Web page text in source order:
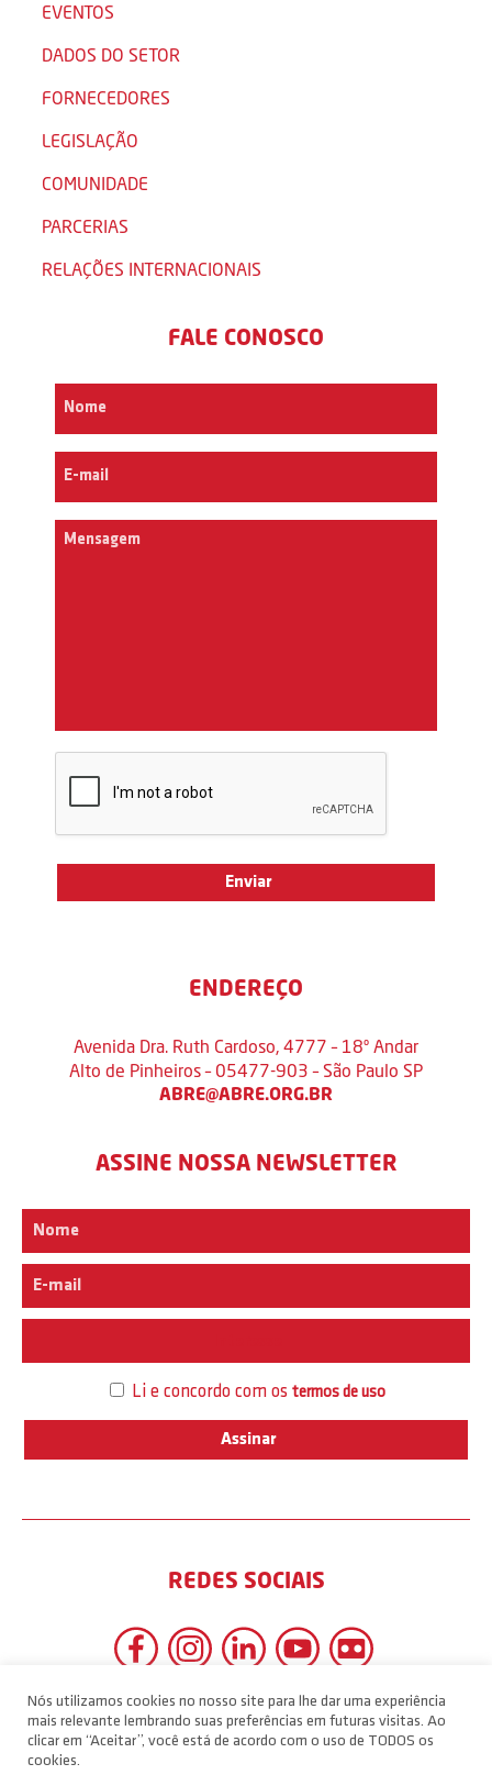
EVENTOS
DADOS DO SETOR
FORNECEDORES
LEGISLAÇÃO
COMUNIDADE
PARCERIAS
RELAÇÕES INTERNACIONAIS
FALE CONOSCO
ENDEREÇO
Avenida Dra. Ruth Cardoso, 4777 – 18º Andar
Alto de Pinheiros – 05477-903 – São Paulo SP
ABRE@ABRE.ORG.BR
ASSINE NOSSA NEWSLETTER
Li e concordo com os termos de uso
REDES SOCIAIS
Nós utilizamos cookies no nosso site para lhe dar uma experiência
mais relevante lembrando suas preferências em futuras visitas. Ao
clicar em “Aceitar”, você está de acordo com o uso de TODOS os
cookies.